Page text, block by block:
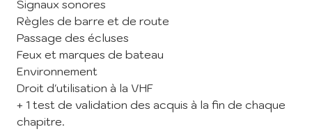
Signaux sonores
Règles de barre et de route
Passage des écluses
Feux et marques de bateau
Environnement
Droit d'utilisation à la VHF
+ 1 test de validation des acquis à la fin de chaque
chapitre.